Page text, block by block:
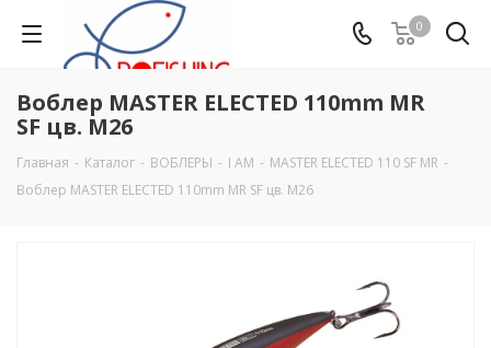
0
Воблер MASTER ELECTED 110mm MR
SF цв. M26
Главная - Каталог - ВОБЛЕРЫ - I AM - MASTER ELECTED 110 SF MR -
Воблер MASTER ELECTED 110mm MR SF цв. M26